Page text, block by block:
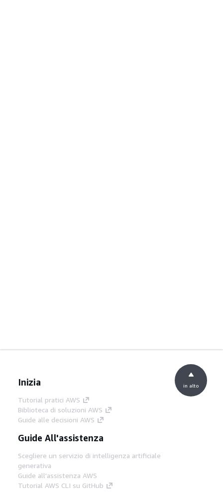
Inizia
Tutorial pratici AWS
Biblioteca di soluzioni AWS
Guide alle decisioni AWS
Guide All'assistenza
Scegliere un servizio di intelligenza artificiale
generativa
Guide all'assistenza AWS
Tutorial AWS CLI su GitHub
in alto